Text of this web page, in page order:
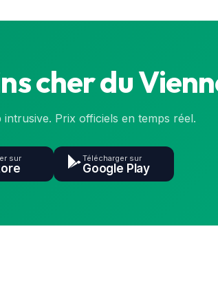
cher du
Prix officiels en temps réel.
sur Télécharger sur
Google Play